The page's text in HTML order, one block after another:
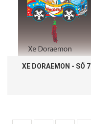
XE DORAEMON - SỐ 7